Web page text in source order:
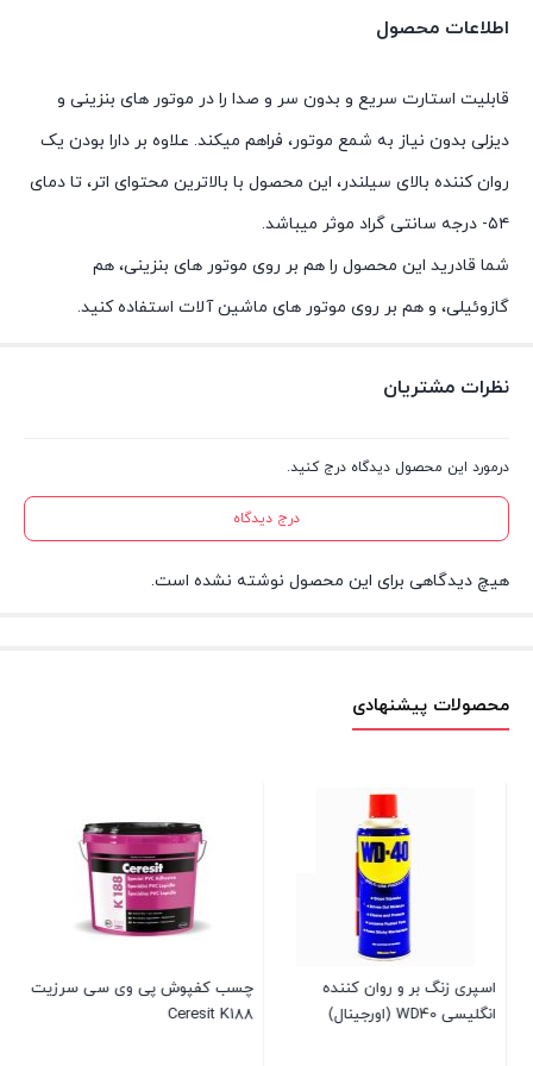
اطلاعات محصول
قابلیت استارت سریع و بدون سر و صدا را در موتور های بنزینی و
دیزلی بدون نیاز به شمع موتور، فراهم میکند. علاوه بر دارا بودن یک
روان کننده بالای سیلندر، این محصول با بالاترین محتوای اتر، تا دمای
۵۴- درجه سانتی گراد موثر میباشد.
شما قادرید این محصول را هم بر روی موتور های بنزینی، هم
گازوئیلی، و هم بر روی موتور های ماشین آلات استفاده کنید.
نظرات مشتریان
درمورد این محصول دیدگاه درج کنید.
درج دیدگاه
هیچ دیدگاهی برای این محصول نوشته نشده است.
محصولات پیشنهادی
اسپری زنگ بر و روان کننده
انگلیسی WD40 (اورجینال)
چسب کفپوش پی وی سی سرزیت
Ceresit K188